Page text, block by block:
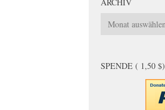
Archiv
SPENDE ( 1,50 $)